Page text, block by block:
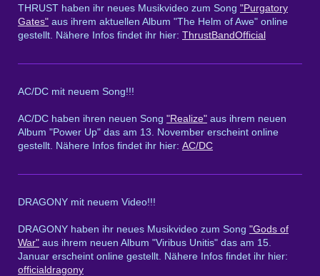
THRUST haben ihr neues Musikvideo zum Song "Purgatory
Gates" aus ihrem aktuellen Album "The Helm of Awe" online
gestellt. Nähere Infos findet ihr hier: ThrustBandOfficial
AC/DC mit neuem Song!!!
AC/DC haben ihren neuen Song "Realize" aus ihrem neuen
Album "Power Up" das am 13. November erscheint online
gestellt. Nähere Infos findet ihr hier: AC/DC
DRAGONY mit neuem Video!!!
DRAGONY haben ihr neues Musikvideo zum Song "Gods of
War" aus ihrem neuen Album "Viribus Unitis" das am 15.
Januar erscheint online gestellt. Nähere Infos findet ihr hier:
officialdragony